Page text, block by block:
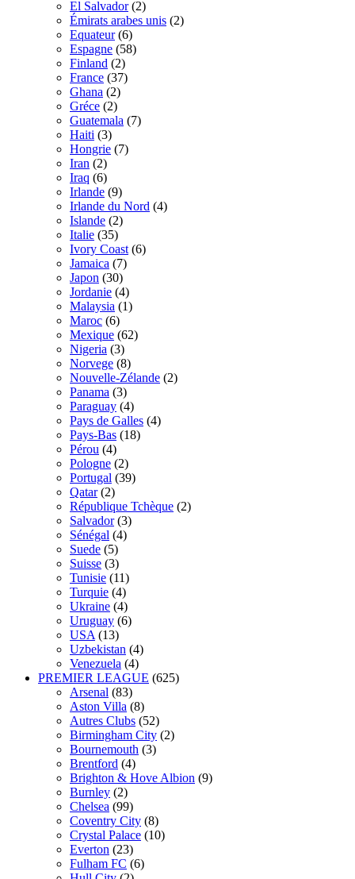
El Salvador (2)
Émirats arabes unis (2)
Equateur (6)
Espagne (58)
Finland (2)
France (37)
Ghana (2)
Gréce (2)
Guatemala (7)
Haiti (3)
Hongrie (7)
Iran (2)
Iraq (6)
Irlande (9)
Irlande du Nord (4)
Islande (2)
Italie (35)
Ivory Coast (6)
Jamaica (7)
Japon (30)
Jordanie (4)
Malaysia (1)
Maroc (6)
Mexique (62)
Nigeria (3)
Norvege (8)
Nouvelle-Zélande (2)
Panama (3)
Paraguay (4)
Pays de Galles (4)
Pays-Bas (18)
Pérou (4)
Pologne (2)
Portugal (39)
Qatar (2)
République Tchèque (2)
Salvador (3)
Sénégal (4)
Suede (5)
Suisse (3)
Tunisie (11)
Turquie (4)
Ukraine (4)
Uruguay (6)
USA (13)
Uzbekistan (4)
Venezuela (4)
PREMIER LEAGUE (625)
Arsenal (83)
Aston Villa (8)
Autres Clubs (52)
Birmingham City (2)
Bournemouth (3)
Brentford (4)
Brighton & Hove Albion (9)
Burnley (2)
Chelsea (99)
Coventry City (8)
Crystal Palace (10)
Everton (23)
Fulham FC (6)